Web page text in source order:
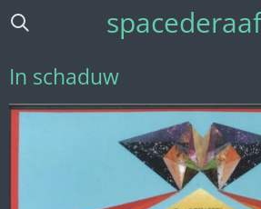
Ga
de
hoofdinhoud
In schaduw